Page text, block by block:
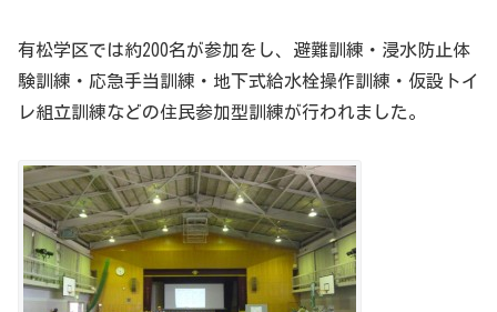
有松学区では約200名が参加をし、避難訓練・浸水防止体
験訓練・応急手当訓練・地下式給水栓操作訓練・仮設トイ
レ組立訓練などの住民参加型訓練が行われました。